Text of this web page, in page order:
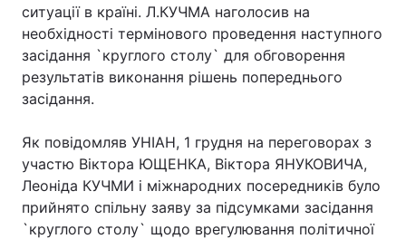
Економіка Світ
Спорт Наука
Техно і зв'язок
Зброя Інциденти
Здоров'я Туризм
Погода
ситуації в країні. Л.КУЧМА наголосив на
необхідності термінового проведення наступного
засідання `круглого столу` для обговорення
результатів виконання рішень попереднього
засідання.
Як повідомляв УНІАН, 1 грудня на переговорах з
участю Віктора ЮЩЕНКА, Віктора ЯНУКОВИЧА,
Леоніда КУЧМИ і міжнародних посередників було
прийнято спільну заяву за підсумками засідання
`круглого столу` щодо врегулювання політичної